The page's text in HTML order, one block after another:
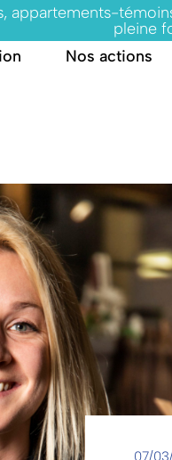
pleine
Nos actions
07/